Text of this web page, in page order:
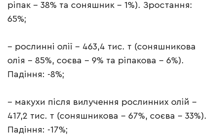
ріпак – 38% та соняшник – 1%). Зростання:
65%;
– рослинні олії – 463,4 тис. т (соняшникова
олія – 85%, соєва – 9% та ріпакова – 6%).
Падіння: -8%;
– макухи після вилучення рослинних олій –
417,2 тис. т (соняшникова – 67%, соєва – 33%).
Падіння: -17%;